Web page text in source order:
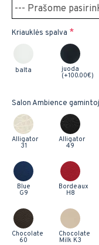
Kriauklės spalva
balta juoda
(+100.00€)
Salon Ambience
Alligator
31
Alligator
49
Blue
G9
Bordeaux
H8
Chocolate
60
Chocolate
Milk K3